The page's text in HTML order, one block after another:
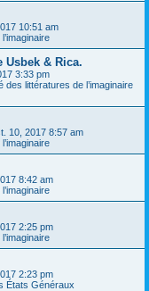
10:51 am
& Rica.
3:33 pm
des littératures de l’imaginaire
10, 2017 8:57 am
8:42 am
2:25 pm
2:23 pm
États Généraux